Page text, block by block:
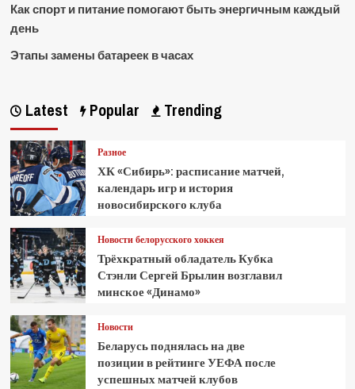
Как спорт и питание помогают быть энергичным каждый
день
Этапы замены батареек в часах
Latest Popular Trending
Разное
ХК «Сибирь»: расписание матчей,
календарь игр и история
новосибирского клуба
Новости белорусского хоккея
Трёхкратный обладатель Кубка
Стэнли Сергей Брылин возглавил
минское «Динамо»
Новости
Беларусь поднялась на две
позиции в рейтинге УЕФА после
успешных матчей клубов